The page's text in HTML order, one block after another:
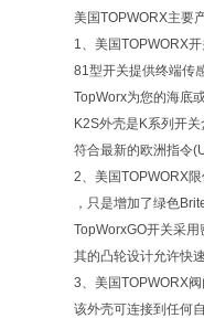
美国TOPWORX主要
1、美国TOPWORX
81型开关提供终端传
TopWorx为您的海底
K2S外壳是K系列开
符合最新的欧洲指令
2、美国TOPWORX
，只是增加了绿色
TopWorxGO开关采
其的凸轮设计允许快
3、美国TOPWORX
该外壳可连接到任何